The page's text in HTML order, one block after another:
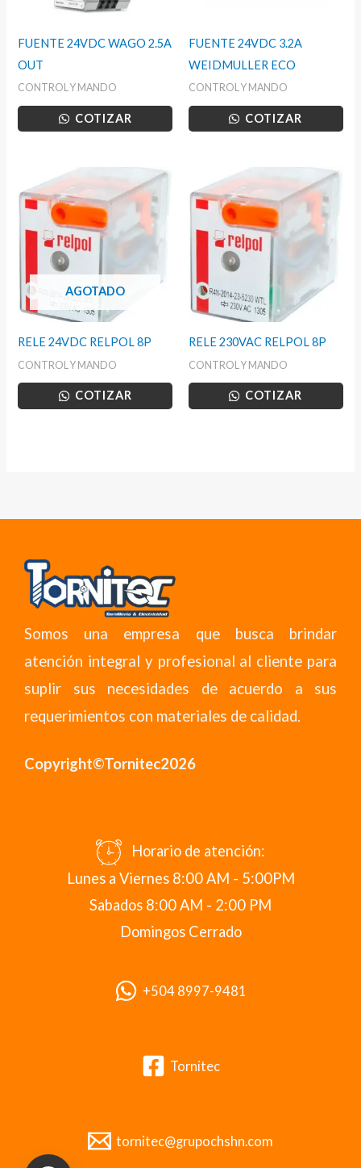
FUENTE 24VDC WAGO 2.5A
OUT
CONTROL Y MANDO
COTIZAR
FUENTE 24VDC 3.2A
WEIDMULLER ECO
CONTROL Y MANDO
COTIZAR
AGOTADO
RELE 24VDC RELPOL 8P
CONTROL Y MANDO
COTIZAR
RELE 230VAC RELPOL 8P
CONTROL Y MANDO
COTIZAR
Somos una empresa que busca brindar
atención integral y profesional al cliente para
suplir sus necesidades de acuerdo a sus
requerimientos con materiales de calidad.
Copyright©Tornitec2026
Horario de atención:
Lunes a Viernes 8:00 AM - 5:00PM
Sabados 8:00 AM - 2:00 PM
Domingos Cerrado
+504 8997-9481
Tornitec
tornitec@grupochshn.com